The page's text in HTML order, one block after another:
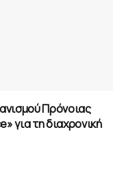
Πρόνοιας
για τη διαχρονική